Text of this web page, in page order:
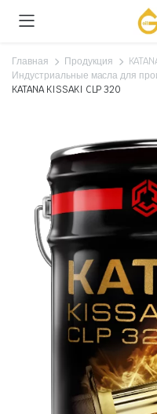
Главная Продукция
Индустриальные масла для
KATANA KISSAKI CLP 320